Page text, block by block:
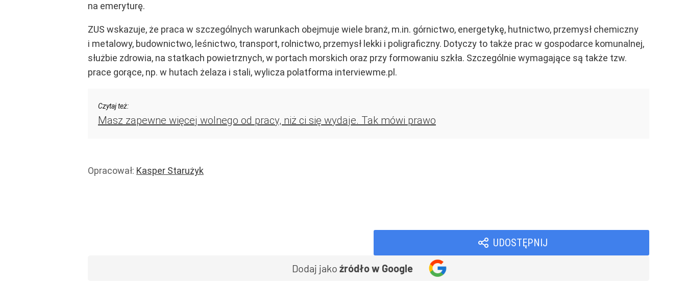
na emeryturę.
ZUS wskazuje, że praca w szczególnych warunkach obejmuje wiele branż, m.in. górnictwo, energetykę, hutnictwo, przemysł chemiczny
i metalowy, budownictwo, leśnictwo, transport, rolnictwo, przemysł lekki i poligraficzny. Dotyczy to także prac w gospodarce komunalnej,
służbie zdrowia, na statkach powietrznych, w portach morskich oraz przy formowaniu szkła. Szczególnie wymagające są także tzw.
prace gorące, np. w hutach żelaza i stali, wylicza polatforma interviewme.pl.
Czytaj też:
Masz zapewne więcej wolnego od pracy, niż ci się wydaje. Tak mówi prawo
Opracował: Kasper Starużyk
UDOSTĘPNIJ
Dodaj jako źródło w Google